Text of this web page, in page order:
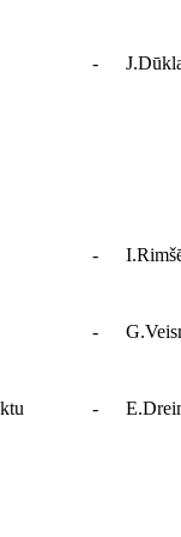
-
-
-
-